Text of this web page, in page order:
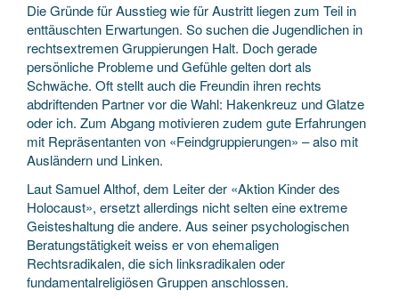
Die Gründe für Ausstieg wie für Austritt liegen zum Teil in
enttäuschten Erwartungen. So suchen die Jugendlichen in
rechtsextremen Gruppierungen Halt. Doch gerade
persönliche Probleme und Gefühle gelten dort als
Schwäche. Oft stellt auch die Freundin ihren rechts
abdriftenden Partner vor die Wahl: Hakenkreuz und Glatze
oder ich. Zum Abgang motivieren zudem gute Erfahrungen
mit Repräsentanten von «Feindgruppierungen» – also mit
Ausländern und Linken.
Laut Samuel Althof, dem Leiter der «Aktion Kinder des
Holocaust», ersetzt allerdings nicht selten eine extreme
Geisteshaltung die andere. Aus seiner psychologischen
Beratungstätigkeit weiss er von ehemaligen
Rechtsradikalen, die sich linksradikalen oder
fundamentalreligiösen Gruppen anschlossen.